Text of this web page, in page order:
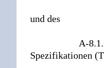
und des
A-8.1.7
Spezifikationen